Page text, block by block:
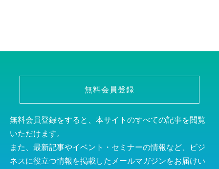
無料会員登録
無料会員登録をすると、本サイトのすべての記事を閲覧
いただけます。
また、最新記事やイベント・セミナーの情報など、ビジ
ネスに役立つ情報を掲載したメールマガジンをお届けい